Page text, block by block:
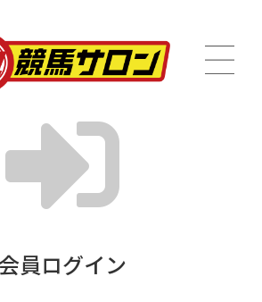
会員ログイン